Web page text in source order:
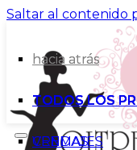
Saltar al contenido
hacia atrás
TODOS LOS
VENDAJES
hacia atrás
TODOS LOS
CREMAS